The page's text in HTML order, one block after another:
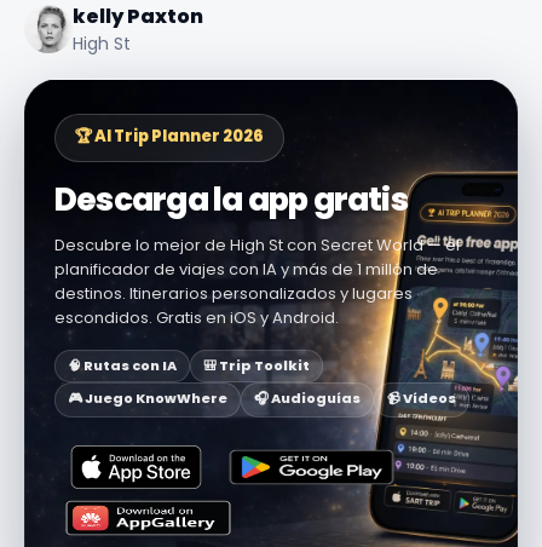
kelly Paxton
High St
🏆 AI Trip Planner 2026
Descarga la app gratis
Descubre lo mejor de High St con Secret World — el
planificador de viajes con IA y más de 1 millón de
destinos. Itinerarios personalizados y lugares
escondidos. Gratis en iOS y Android.
🧠 Rutas con IA
🎒 Trip Toolkit
🎮 Juego KnowWhere
🎧 Audioguías 📹 Vídeos